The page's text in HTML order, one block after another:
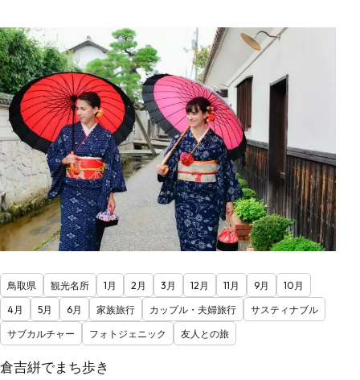
鳥取県 観光名所 1月 2月 3月 12月 11月 9月
10月
4月
5月 6月 家族旅行 カップル・夫婦旅行
サスティナブル
サブカルチャー
フォトジェニック 友人との旅
倉吉絣でまち歩き